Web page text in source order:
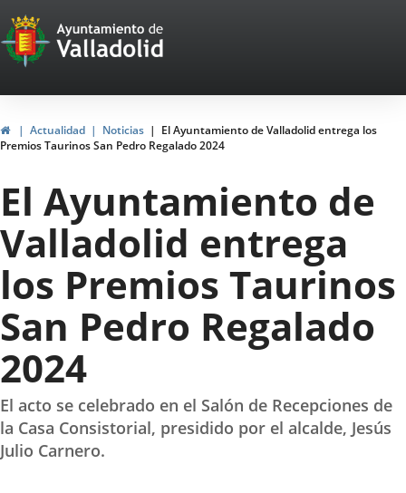
Portal
Web
del
Ayuntamiento
de
Valladolid
HomeActualidad Noticias
El Ayuntamiento de Valladolid entrega los
Premios Taurinos San Pedro Regalado 2024
El Ayuntamiento de
Valladolid entrega
los Premios Taurinos
San Pedro Regalado
2024
El acto se celebrado en el Salón de Recepciones de
la Casa Consistorial, presidido por el alcalde, Jesús
Julio Carnero.